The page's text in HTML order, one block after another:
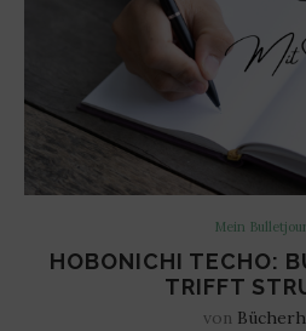
Mein
HOBONICHI TECHO:
TRIFFT
von